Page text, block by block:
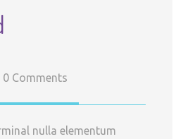
0 Comments
nulla elementum